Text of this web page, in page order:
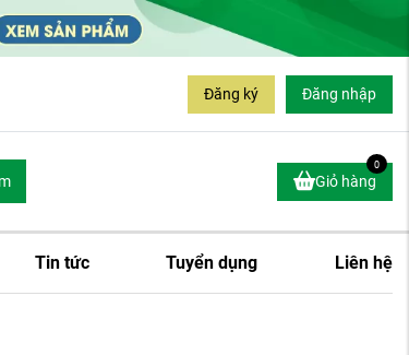
Đăng ký Đăng nhập
Giỏ hàng
0
Tin tức Tuyển dụng Liên hệ